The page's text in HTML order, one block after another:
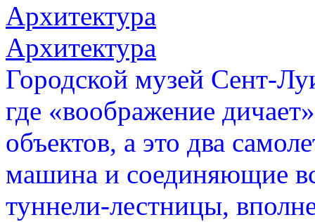
Архитектура
Архитектура
Городской музей Сент-
где «воображение
объектов, а это два
машина и соединяющие
туннели-лестницы,